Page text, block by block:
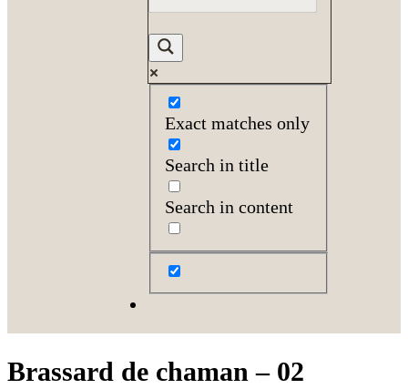
Exact matches only
Search in title
Search in content
Brassard de chaman – 02